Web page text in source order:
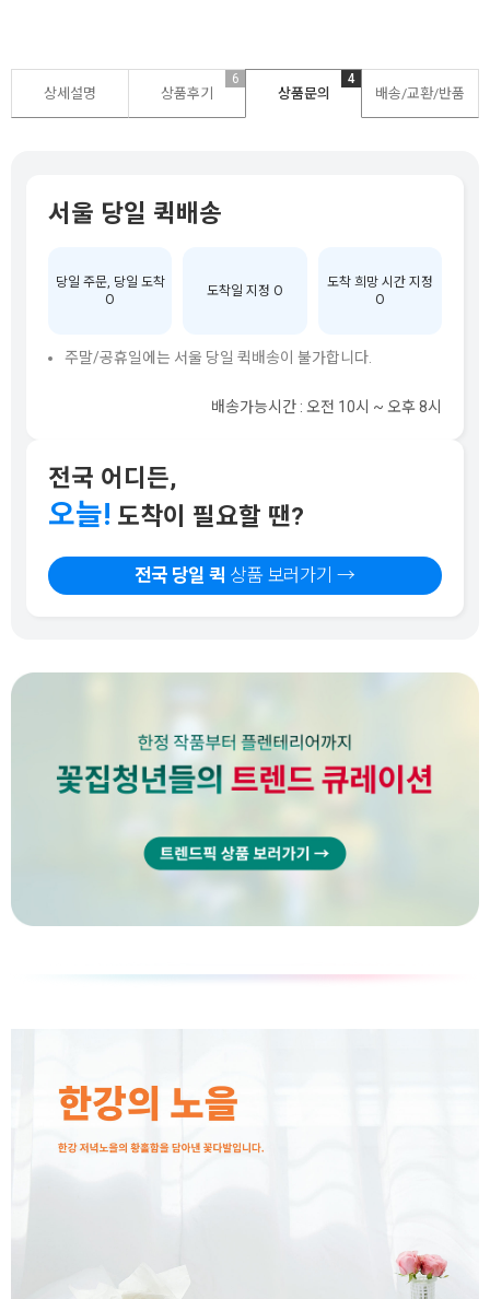
상세설명 상품후기
6
상품문의
4
배송/교환/반품
서울 당일 퀵배송
당일 주문, 당일 도착
O
도착일 지정 O
도착 희망 시간 지정
O
주말/공휴일에는 서울 당일 퀵배송이 불가합니다.
배송가능시간 : 오전 10시 ~ 오후 8시
전국 어디든,
오늘! 도착이 필요할 땐?
전국 당일 퀵 상품 보러가기 →